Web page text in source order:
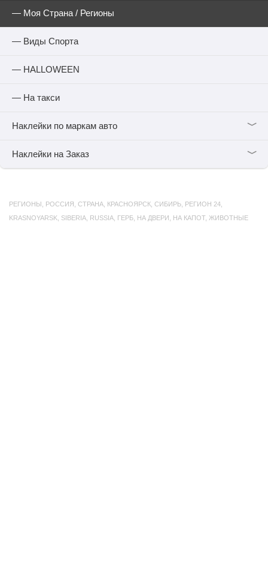
— Моя Страна / Регионы
— Виды Спорта
— HALLOWEEN
— На такси
Наклейки по маркам авто ﹀
Наклейки на Заказ ﹀
РЕГИОНЫ РОССИЯ СТРАНА КРАСНОЯРСК СИБИРЬ РЕГИОН 24
KRASNOYARSK
SIBERIA RUSSIA ГЕРБ НА ДВЕРИ НА КАПОТ, ЖИВОТНЫЕ